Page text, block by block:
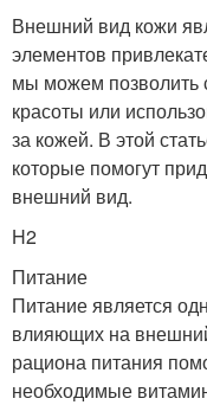
Внешний вид кожи
элементов
мы можем позволить
красоты или
за кожей. В этой
которые помогут
внешний вид.
H2
Питание
Питание является
влияющих на
рациона питания
необходимые